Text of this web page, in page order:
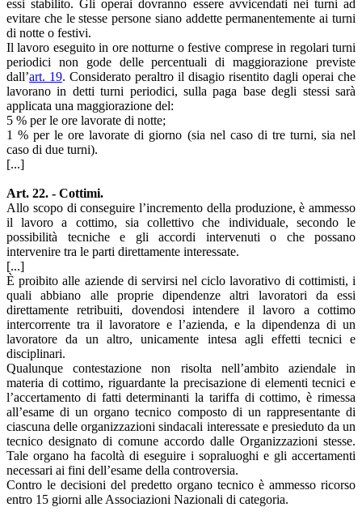
essi stabilito. Gli operai dovranno essere avvicendati nei turni ad
evitare che le stesse persone siano addette permanentemente ai turni
di notte o festivi.
Il lavoro eseguito in ore notturne o festive comprese in regolari turni
periodici non gode delle percentuali di maggiorazione previste
dall’art. 19. Considerato peraltro il disagio risentito dagli operai che
lavorano in detti turni periodici, sulla paga base degli stessi sarà
applicata una maggiorazione del:
5 % per le ore lavorate di notte;
1 % per le ore lavorate di giorno (sia nel caso di tre turni, sia nel
caso di due turni).
[...]
Art. 22. - Cottimi.
Allo scopo di conseguire l’incremento della produzione, è ammesso
il lavoro a cottimo, sia collettivo che individuale, secondo le
possibilità tecniche e gli accordi intervenuti o che possano
intervenire tra le parti direttamente interessate.
[...]
È proibito alle aziende di servirsi nel ciclo lavorativo di cottimisti, i
quali abbiano alle proprie dipendenze altri lavoratori da essi
direttamente retribuiti, dovendosi intendere il lavoro a cottimo
intercorrente tra il lavoratore e l’azienda, e la dipendenza di un
lavoratore da un altro, unicamente intesa agli effetti tecnici e
disciplinari.
Qualunque contestazione non risolta nell’ambito aziendale in
materia di cottimo, riguardante la precisazione di elementi tecnici e
l’accertamento di fatti determinanti la tariffa di cottimo, è rimessa
all’esame di un organo tecnico composto di un rappresentante di
ciascuna delle organizzazioni sindacali interessate e presieduto da un
tecnico designato di comune accordo dalle Organizzazioni stesse.
Tale organo ha facoltà di eseguire i sopraluoghi e gli accertamenti
necessari ai fini dell’esame della controversia.
Contro le decisioni del predetto organo tecnico è ammesso ricorso
entro 15 giorni alle Associazioni Nazionali di categoria.